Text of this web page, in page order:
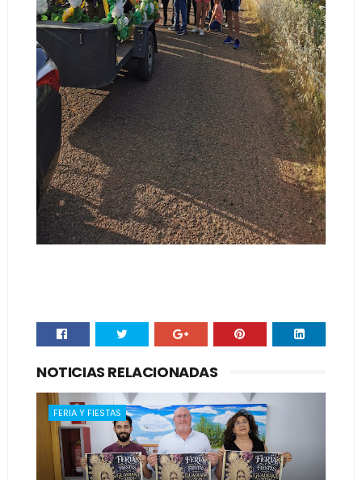
NOTICIAS RELACIONADAS
FERIA Y FIESTAS